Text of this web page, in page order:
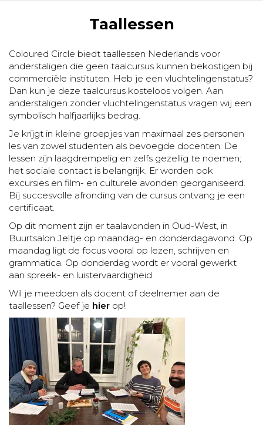
Taallessen
Coloured Circle biedt taallessen Nederlands voor
anderstaligen die geen taalcursus kunnen bekostigen bij
commerciële instituten. Heb je een vluchtelingenstatus?
Dan kun je deze taalcursus kosteloos volgen. Aan
anderstaligen zonder vluchtelingenstatus vragen wij een
symbolisch halfjaarlijks bedrag.
Je krijgt in kleine groepjes van maximaal zes personen
les van zowel studenten als bevoegde docenten. De
lessen zijn laagdrempelig en zelfs gezellig te noemen;
het sociale contact is belangrijk. Er worden ook
excursies en film- en culturele avonden georganiseerd.
Bij succesvolle afronding van de cursus ontvang je een
certificaat.
Op dit moment zijn er taalavonden in Oud-West, in
Buurtsalon Jeltje op maandag- en donderdagavond. Op
maandag ligt de focus vooral op lezen, schrijven en
grammatica. Op donderdag wordt er vooral gewerkt
aan spreek- en luistervaardigheid.
Wil je meedoen als docent of deelnemer aan de
taallessen? Geef je hier op!